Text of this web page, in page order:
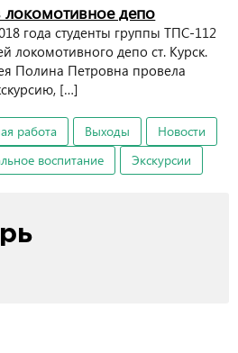
локомотивное депо
года студенты группы ТПС-112
локомотивного депо ст. Курск.
Полина Петровна провела
[…]
работа Выходы
Новости
воспитание
Экскурсии